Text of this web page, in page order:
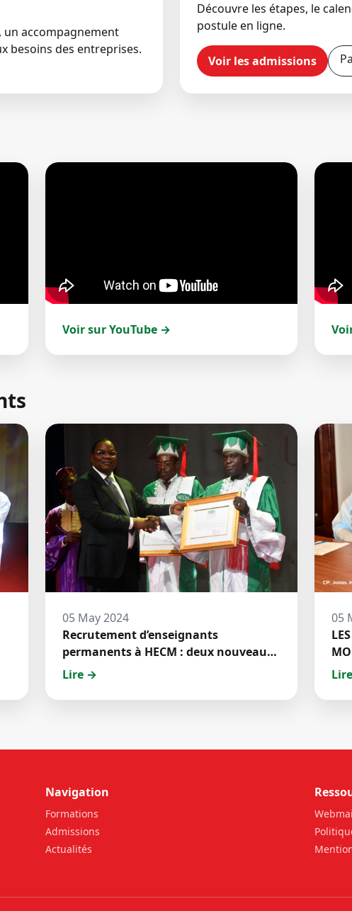
un accompagnement
besoins des entreprises.
Découvre les étapes, le
postule en ligne.
Voir les admissions
Voir sur YouTube →
05 May 2024
Recrutement d’enseignants
permanents à HECM : deux nouveaux
jeunes docteurs ont prêté́ serment
Lire →
05
Navigation
Formations
Admissions
Actualités